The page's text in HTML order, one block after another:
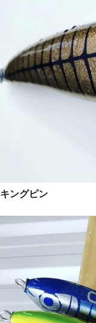
キングピン